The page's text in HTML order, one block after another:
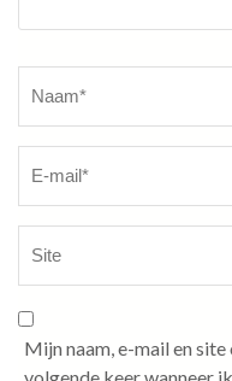
Mijn naam, e-mail en
volgende keer wanneer